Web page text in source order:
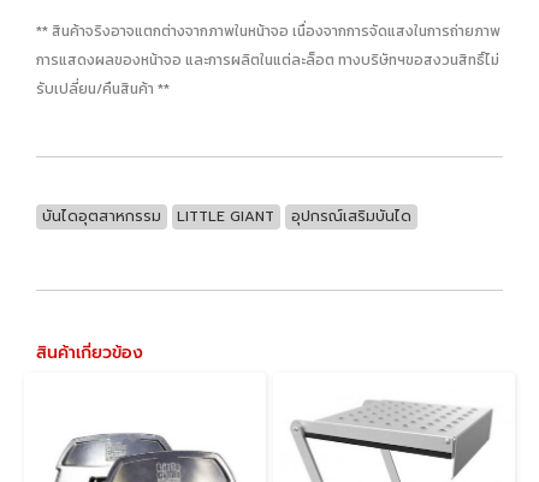
** สินค้าจริงอาจแตกต่างจากภาพในหน้าจอ เนื่องจากการจัดแสงในการถ่ายภาพ
การแสดงผลของหน้าจอ และการผลิตในแต่ละล็อต ทางบริษัทฯขอสงวนสิทธิ์ไม่
รับเปลี่ยน/คืนสินค้า **
บันไดอุตสาหกรรม LITTLE GIANT อุปกรณ์เสริมบันได
สินค้าเกี่ยวข้อง